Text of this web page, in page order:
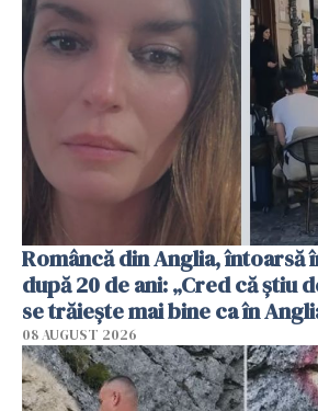
Româncă din Anglia, întoarsă
după 20 de ani: „Cred că știu
se trăiește mai bine ca în
08 AUGUST 2026